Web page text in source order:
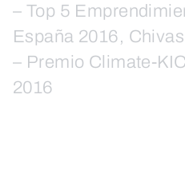
– Top 5
España 2016,
– Premio Climate-
2016